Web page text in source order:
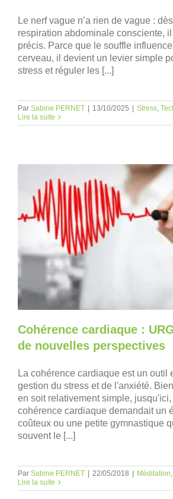
Le nerf vague n’a rien de vague :
respiration abdominale consciente,
précis. Parce que le souffle
cerveau, il devient un levier simple
stress et réguler les [...]
Par Sabine PERNET | 13/10/2025 | Stress,
Lire la suite
Cohérence cardiaque :
de nouvelles perspectives
La cohérence cardiaque est un outil
gestion du stress et de l'anxiété.
en soit relativement simple,
cohérence cardiaque demandait un
coûteux ou une petite gymnastique
souvent le [...]
Par Sabine PERNET | 22/05/2018 | Méditation
Lire la suite